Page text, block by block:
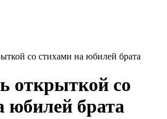
со стихами на юбилей брата
открыткой со
юбилей брата